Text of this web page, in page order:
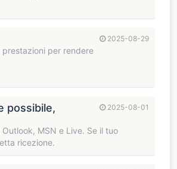
2025-08-29
per rendere
2025-08-01
possibile,
MSN e Live. Se il tuo
ricezione.